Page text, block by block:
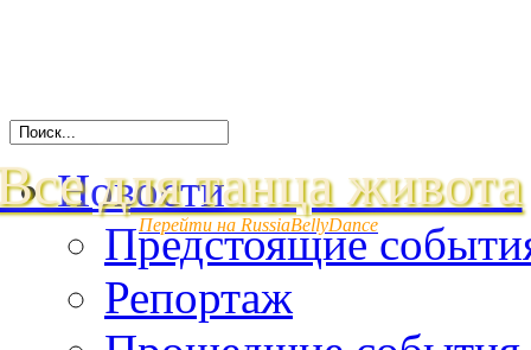
для танца живота
Перейти на RussiaBellyDance
Новости
Предстоящие
Репортаж